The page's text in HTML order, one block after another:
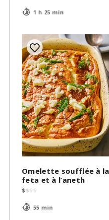
1 h 25 min
Omelette soufflée à la
feta et à l’aneth
$ $$ $
55 min